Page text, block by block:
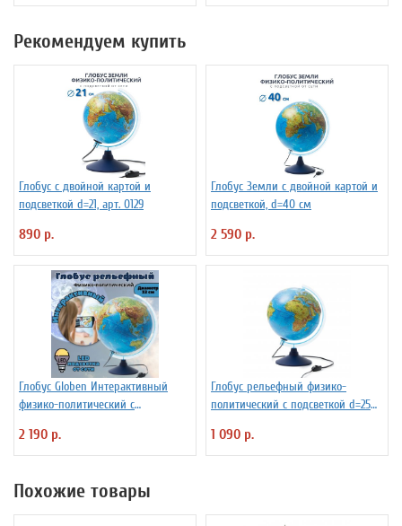
Рекомендуем купить
Глобус с двойной картой и
подсветкой d=21, арт. 0129
890 р.
Глобус Земли с двойной картой и
подсветкой, d=40 см
2 590 р.
Глобус Globen Интерактивный
физико-политический с
2 190 р.
Глобус рельефный физико-
политический с подсветкой d=25
1 090 р.
Похожие товары